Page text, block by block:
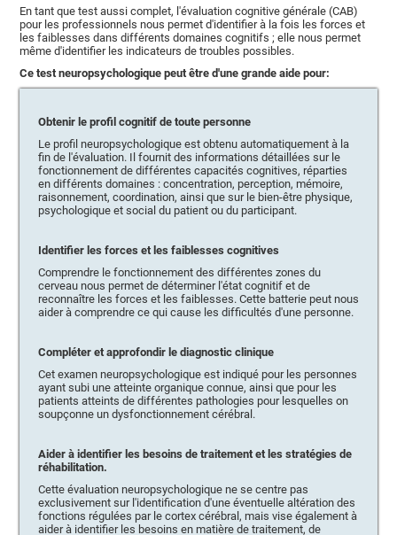
En tant que test aussi complet, l'évaluation cognitive générale (CAB)
pour les professionnels nous permet d'identifier à la fois les forces et
les faiblesses dans différents domaines cognitifs ; elle nous permet
même d'identifier les indicateurs de troubles possibles.
Ce test neuropsychologique peut être d'une grande aide pour:
Obtenir le profil cognitif de toute personne
Le profil neuropsychologique est obtenu automatiquement à la
fin de l'évaluation. Il fournit des informations détaillées sur le
fonctionnement de différentes capacités cognitives, réparties
en différents domaines : concentration, perception, mémoire,
raisonnement, coordination, ainsi que sur le bien-être physique,
psychologique et social du patient ou du participant.
Identifier les forces et les faiblesses cognitives
Comprendre le fonctionnement des différentes zones du
cerveau nous permet de déterminer l'état cognitif et de
reconnaître les forces et les faiblesses. Cette batterie peut nous
aider à comprendre ce qui cause les difficultés d'une personne.
Compléter et approfondir le diagnostic clinique
Cet examen neuropsychologique est indiqué pour les personnes
ayant subi une atteinte organique connue, ainsi que pour les
patients atteints de différentes pathologies pour lesquelles on
soupçonne un dysfonctionnement cérébral.
Aider à identifier les besoins de traitement et les stratégies de
réhabilitation.
Cette évaluation neuropsychologique ne se centre pas
exclusivement sur l'identification d'une éventuelle altération des
fonctions régulées par le cortex cérébral, mais vise également à
aider à identifier les besoins en matière de traitement, de